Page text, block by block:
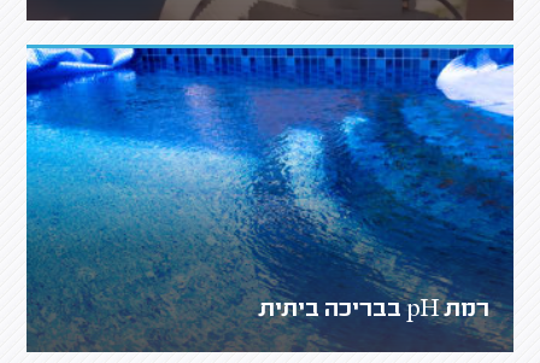
רמת pH בבריכה ביתית